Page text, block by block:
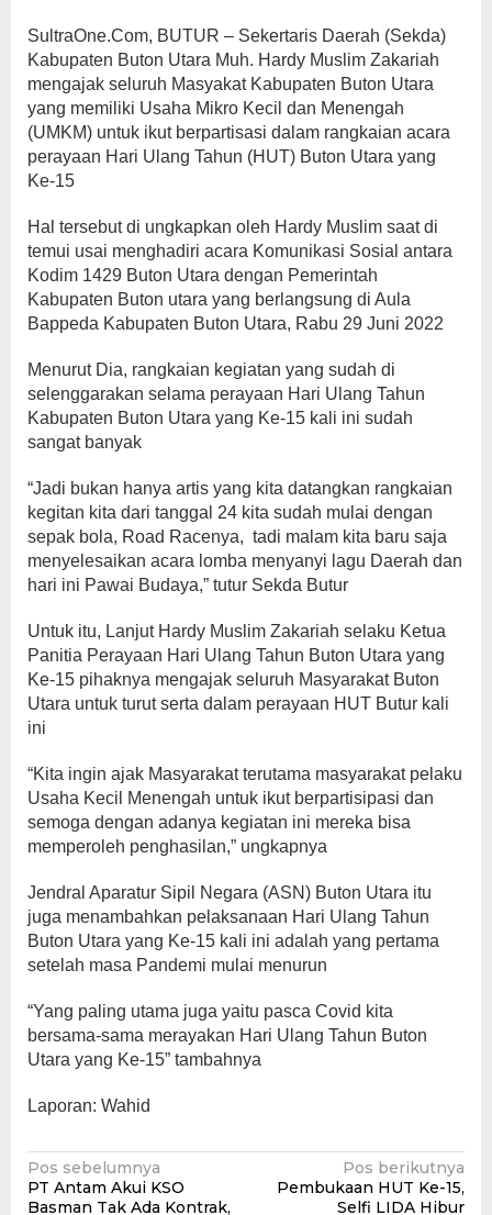
SultraOne.Com, BUTUR – Sekertaris Daerah (Sekda)
Kabupaten Buton Utara Muh. Hardy Muslim Zakariah
mengajak seluruh Masyakat Kabupaten Buton Utara
yang memiliki Usaha Mikro Kecil dan Menengah
(UMKM) untuk ikut berpartisasi dalam rangkaian acara
perayaan Hari Ulang Tahun (HUT) Buton Utara yang
Ke-15
Hal tersebut di ungkapkan oleh Hardy Muslim saat di
temui usai menghadiri acara Komunikasi Sosial antara
Kodim 1429 Buton Utara dengan Pemerintah
Kabupaten Buton utara yang berlangsung di Aula
Bappeda Kabupaten Buton Utara, Rabu 29 Juni 2022
Menurut Dia, rangkaian kegiatan yang sudah di
selenggarakan selama perayaan Hari Ulang Tahun
Kabupaten Buton Utara yang Ke-15 kali ini sudah
sangat banyak
“Jadi bukan hanya artis yang kita datangkan rangkaian
kegitan kita dari tanggal 24 kita sudah mulai dengan
sepak bola, Road Racenya, tadi malam kita baru saja
menyelesaikan acara lomba menyanyi lagu Daerah dan
hari ini Pawai Budaya,” tutur Sekda Butur
Untuk itu, Lanjut Hardy Muslim Zakariah selaku Ketua
Panitia Perayaan Hari Ulang Tahun Buton Utara yang
Ke-15 pihaknya mengajak seluruh Masyarakat Buton
Utara untuk turut serta dalam perayaan HUT Butur kali
ini
“Kita ingin ajak Masyarakat terutama masyarakat pelaku
Usaha Kecil Menengah untuk ikut berpartisipasi dan
semoga dengan adanya kegiatan ini mereka bisa
memperoleh penghasilan,” ungkapnya
Jendral Aparatur Sipil Negara (ASN) Buton Utara itu
juga menambahkan pelaksanaan Hari Ulang Tahun
Buton Utara yang Ke-15 kali ini adalah yang pertama
setelah masa Pandemi mulai menurun
“Yang paling utama juga yaitu pasca Covid kita
bersama-sama merayakan Hari Ulang Tahun Buton
Utara yang Ke-15” tambahnya
Laporan: Wahid
Navigasi
pos
Pos sebelumnya
PT Antam Akui KSO
Basman Tak Ada Kontrak,
Pos berikutnya
Pembukaan HUT Ke-15,
Selfi LIDA Hibur